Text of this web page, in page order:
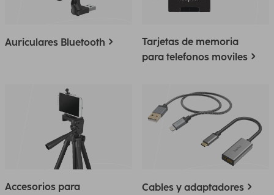
Auriculares Bluetooth
Tarjetas de memoria
para telefonos moviles
Accesorios para
Cables y adaptadores